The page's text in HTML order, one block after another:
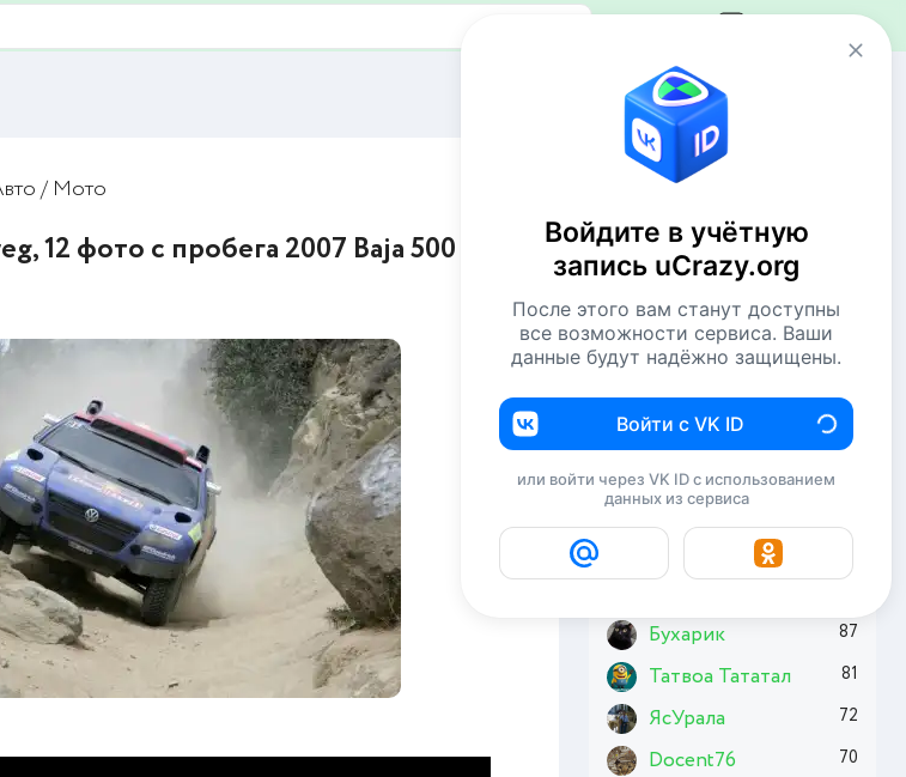
Авторизация
Сейчас онлайн
49 пользователей
Всего посетителей 1265
Рекорд: 12737 посетителей
Комментаторы недели
Евгений114 193
NiShkni
Комсомолец
Бухарик 87
Татвоа Тататал 81
ЯсУрала 72
Docent76 70
/ Мото
12 фото с пробега 2007 Baja 500
Войдите в учётную
запись uCrazy.org
После этого вам станут доступны
все возможности сервиса. Ваши
данные будут надёжно защищены.
Войти с VK ID
или войти через VK ID с использованием
данных из сервиса